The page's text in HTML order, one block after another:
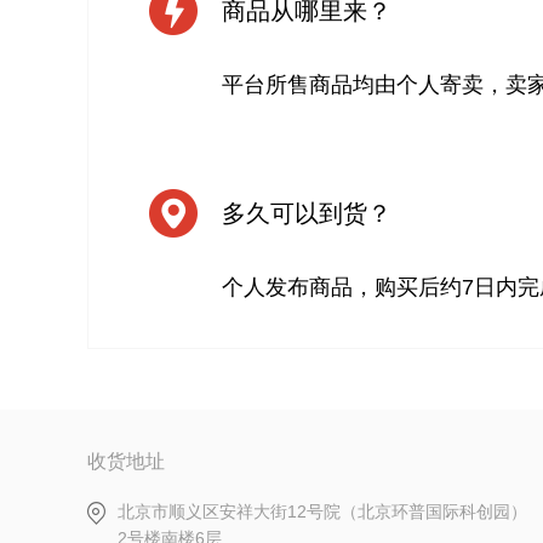
商品从哪里来？
平台所售商品均由个人寄卖，卖
多久可以到货？
个人发布商品，购买后约7日内
收货地址
北京市顺义区安祥大街12号院（北京环普国际科创园）
2号楼南楼6层